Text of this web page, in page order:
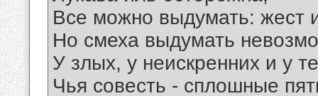
Все можно выдумать: жест
Но смеха выдумать
У злых, у неискренних и у
Чья совесть - сплошные